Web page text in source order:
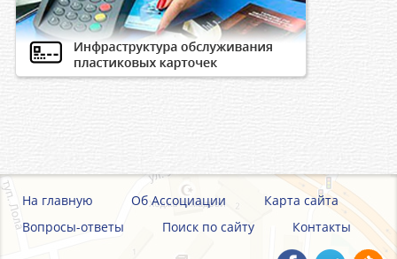
На главную Об Ассоциации
Карта сайта
Вопросы-ответы
Поиск по сайту Контакты